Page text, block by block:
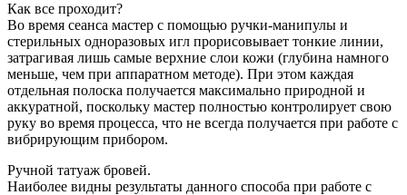
Как все проходит?
Во время сеанса мастер с помощью ручки-манипулы и
стерильных одноразовых игл прорисовывает тонкие линии,
затрагивая лишь самые верхние слои кожи (глубина намного
меньше, чем при аппаратном методе). При этом каждая
отдельная полоска получается максимально природной и
аккуратной, поскольку мастер полностью контролирует свою
руку во время процесса, что не всегда получается при работе с
вибрирующим прибором.
Ручной татуаж бровей.
Наиболее видны результаты данного способа при работе с